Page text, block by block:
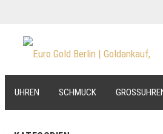
UHREN SCHMUCK